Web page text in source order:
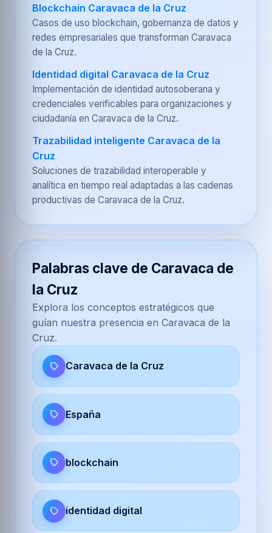
Blockchain Caravaca de la Cruz
Casos de uso blockchain, gobernanza de datos y
redes empresariales que transforman Caravaca
de la Cruz.
Identidad digital Caravaca de la Cruz
Implementación de identidad autosoberana y
credenciales verificables para organizaciones y
ciudadanía en Caravaca de la Cruz.
Trazabilidad inteligente Caravaca de la
Cruz
Soluciones de trazabilidad interoperable y
analítica en tiempo real adaptadas a las cadenas
productivas de Caravaca de la Cruz.
Palabras clave de Caravaca de
la Cruz
Explora los conceptos estratégicos que
guían nuestra presencia en Caravaca de la
Cruz.
Caravaca de la Cruz
España
blockchain
identidad digital